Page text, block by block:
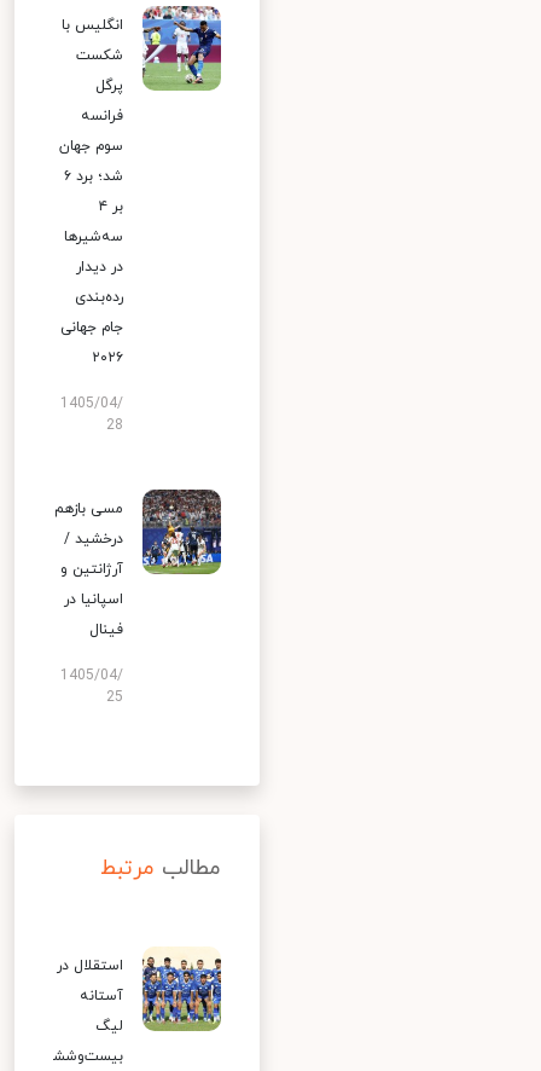
انگلیس با
شکست
پرگل
فرانسه
سوم جهان
شد؛ برد ۶
بر ۴
سه‌شیرها
در دیدار
رده‌بندی
جام جهانی
۲۰۲۶
1405/04/
28
مسی بازهم
درخشید /
آرژانتین و
اسپانیا در
فینال
1405/04/
25
مطالب مرتبط
استقلال در
آستانه
لیگ
بیست‌وشش